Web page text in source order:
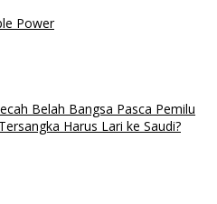
Power
Belah Bangsa Pasca Pemilu
Harus Lari ke Saudi?